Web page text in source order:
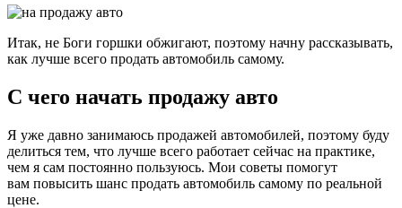
Итак, не Боги горшки обжигают, поэтому начну рассказывать,
как лучше всего продать автомобиль самому.
С чего начать продажу авто
Я уже давно занимаюсь продажей автомобилей, поэтому буду
делиться тем, что лучше всего работает сейчас на практике,
чем я сам постоянно пользуюсь. Мои советы помогут
вам повысить шанс продать автомобиль самому по реальной
цене.